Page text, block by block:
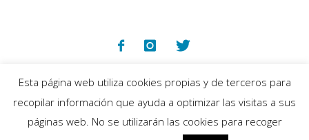
©2019-2025 Montajes Sanz
Funciona conFluida &WordPress.
Esta página web utiliza cookies propias y de terceros para
recopilar información que ayuda a optimizar las visitas a sus
páginas web. No se utilizarán las cookies para recoger